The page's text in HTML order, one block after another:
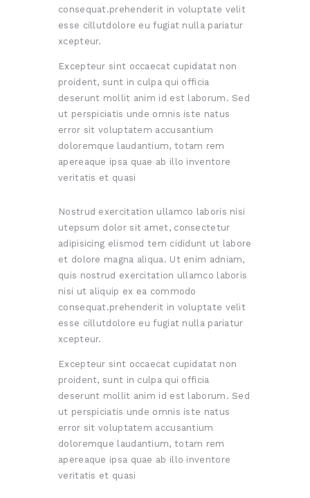
consequat.prehenderit in voluptate velit
esse cillutdolore eu fugiat nulla pariatur
xcepteur.
Excepteur sint occaecat cupidatat non
proident, sunt in culpa qui officia
deserunt mollit anim id est laborum. Sed
ut perspiciatis unde omnis iste natus
error sit voluptatem accusantium
doloremque laudantium, totam rem
apereaque ipsa quae ab illo inventore
veritatis et quasi
Nostrud exercitation ullamco laboris nisi
utepsum dolor sit amet, consectetur
adipisicing elismod tem cididunt ut labore
et dolore magna aliqua. Ut enim adniam,
quis nostrud exercitation ullamco laboris
nisi ut aliquip ex ea commodo
consequat.prehenderit in voluptate velit
esse cillutdolore eu fugiat nulla pariatur
xcepteur.
Excepteur sint occaecat cupidatat non
proident, sunt in culpa qui officia
deserunt mollit anim id est laborum. Sed
ut perspiciatis unde omnis iste natus
error sit voluptatem accusantium
doloremque laudantium, totam rem
apereaque ipsa quae ab illo inventore
veritatis et quasi